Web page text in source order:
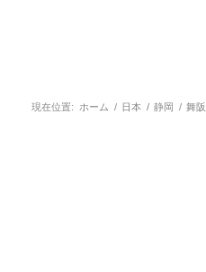
現在位置: ホーム / 日本 / 静岡 / 舞阪